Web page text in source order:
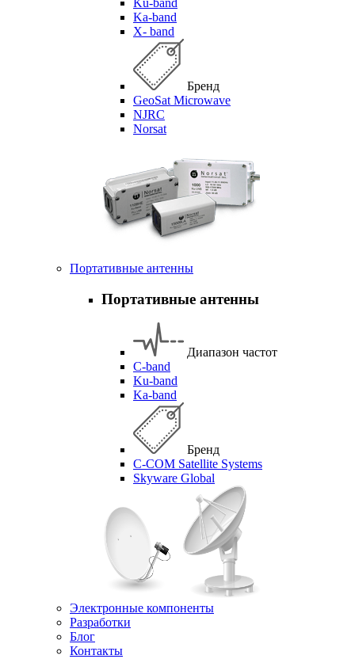
Ku-band
Ka-band
X- band
Бренд
GeoSat Microwave
NJRC
Norsat
Портативные антенны
Портативные антенны
Диапазон частот
C-band
Ku-band
Ka-band
Бренд
C-COM Satellite Systems
Skyware Global
Электронные компоненты
Разработки
Блог
Контакты